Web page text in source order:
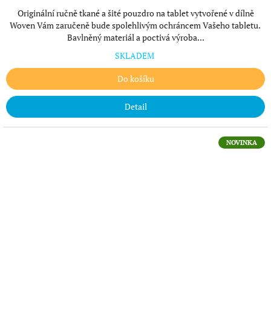
Originální ručně tkané a šité pouzdro na tablet vytvořené v dílně
Woven Vám zaručeně bude spolehlivým ochráncem Vašeho tabletu.
Bavlněný materiál a poctivá výroba...
SKLADEM
Do košíku
Detail
NOVINKA